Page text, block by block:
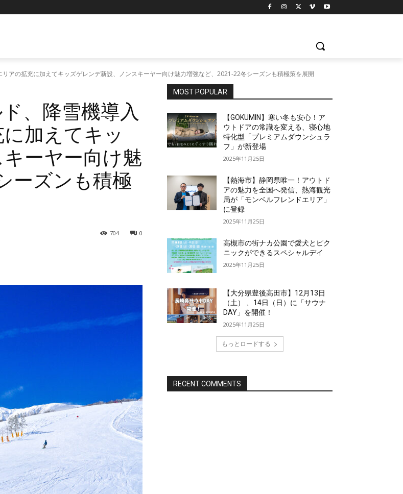
アの拡充に加えてキッズゲレンデ新設、ノンスキーヤー向け魅力増強など、2021-22冬シーズンも積極策を展開
、降雪機導入
加えてキッ
ーヤー向け魅
ーズンも積極
0
704
MOST POPULAR
【GOKUMIN】寒い冬も安心！ア
ウトドアの常識を変える、寝心地
特化型「プレミアムダウンシュラ
フ」が新登場
2025年11月25日
【熱海市】静岡県唯一！アウトド
アの魅力を全国へ発信、熱海観光
局が「モンベルフレンドエリア」
に登録
2025年11月25日
高槻市の街ナカ公園で愛犬とピク
ニックができるスペシャルデイ
2025年11月25日
【大分県豊後高田市】12月13日
（土） 、14日（日）に「サウナ
DAY」を開催！
2025年11月25日
もっとロードする
RECENT COMMENTS